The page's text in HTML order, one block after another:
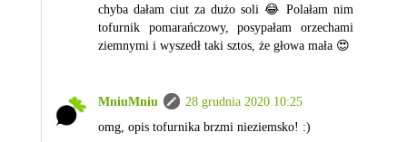
chyba dałam ciut za dużo soli 😂 Polałam nim
tofurnik pomarańczowy, posypałam orzechami
ziemnymi i wyszedł taki sztos, że głowa mała 😍
MniuMniu
28 grudnia 2020 10:25
omg, opis tofurnika brzmi nieziemsko! :)